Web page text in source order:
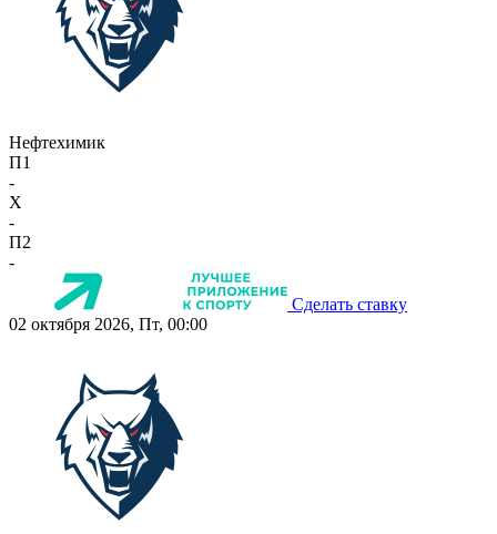
Нефтехимик
П1
-
X
-
П2
-
Сделать ставку
02 октября 2026, Пт, 00:00